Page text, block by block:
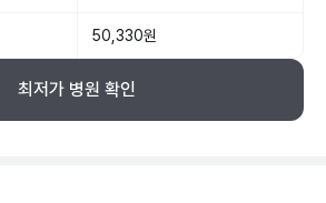
50,330원
최저가 병원 확인